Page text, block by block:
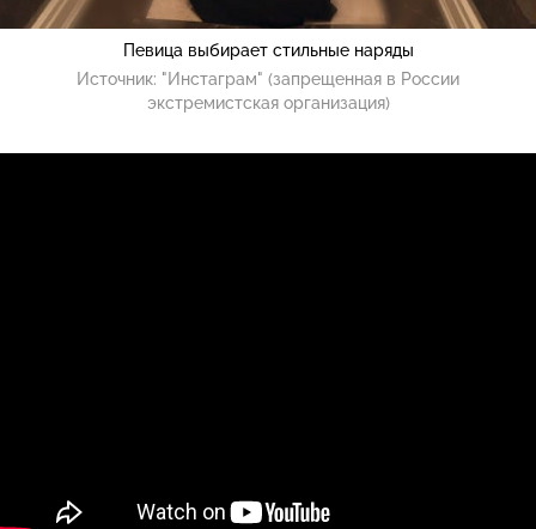
Певица выбирает стильные наряды
Источник: "Инстаграм" (запрещенная в России
экстремистская организация)